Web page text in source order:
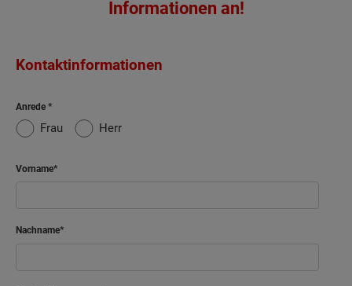
Informationen an!
Kontaktinformationen
Anrede
Frau Herr
Vorname
Nachname